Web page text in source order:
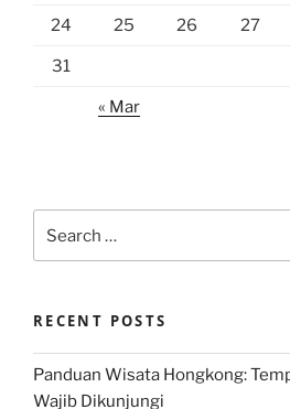
24 25 26 27
31
« Mar
for:
RECENT POSTS
Panduan Wisata Hongkong:
Wajib Dikunjungi